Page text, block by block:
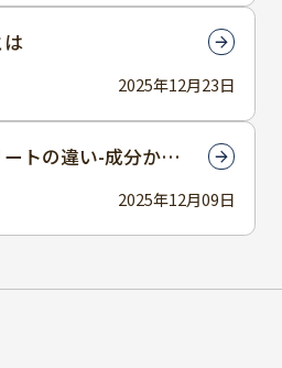
2025年12月23日
2025年12月09日
トの違い-成分から